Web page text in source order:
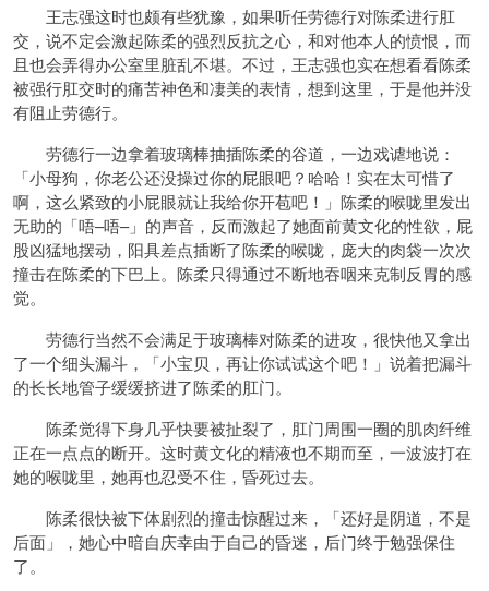
王志强这时也颇有些犹豫，如果听任劳德行对陈柔进行肛
交，说不定会激起陈柔的强烈反抗之心，和对他本人的愤恨，而
且也会弄得办公室里脏乱不堪。不过，王志强也实在想看看陈柔
被强行肛交时的痛苦神色和凄美的表情，想到这里，于是他并没
有阻止劳德行。
劳德行一边拿着玻璃棒抽插陈柔的谷道，一边戏谑地说：
「小母狗，你老公还没操过你的屁眼吧？哈哈！实在太可惜了
啊，这么紧致的小屁眼就让我给你开苞吧！」陈柔的喉咙里发出
无助的「唔–唔–」的声音，反而激起了她面前黄文化的性欲，屁
股凶猛地摆动，阳具差点插断了陈柔的喉咙，庞大的肉袋一次次
撞击在陈柔的下巴上。陈柔只得通过不断地吞咽来克制反胃的感
觉。
劳德行当然不会满足于玻璃棒对陈柔的进攻，很快他又拿出
了一个细头漏斗，「小宝贝，再让你试试这个吧！」说着把漏斗
的长长地管子缓缓挤进了陈柔的肛门。
陈柔觉得下身几乎快要被扯裂了，肛门周围一圈的肌肉纤维
正在一点点的断开。这时黄文化的精液也不期而至，一波波打在
她的喉咙里，她再也忍受不住，昏死过去。
陈柔很快被下体剧烈的撞击惊醒过来，「还好是阴道，不是
后面」，她心中暗自庆幸由于自己的昏迷，后门终于勉强保住
了。